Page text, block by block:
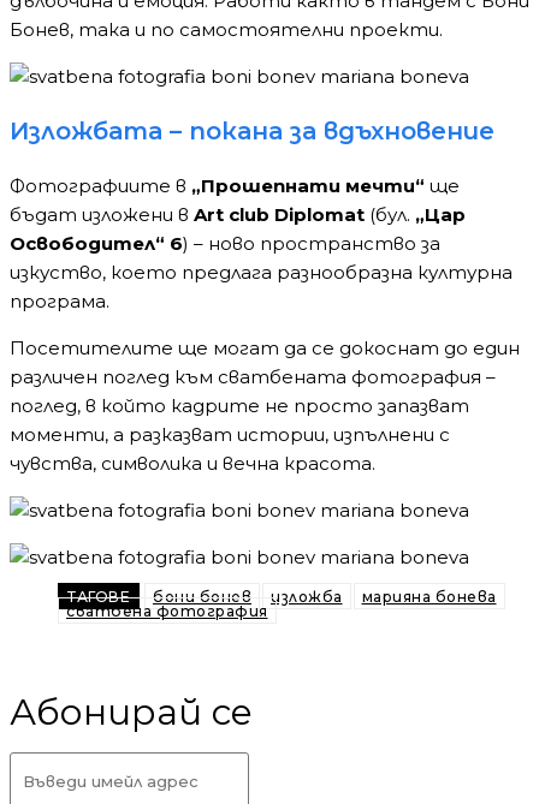
Бонев, така и по самостоятелни проекти.
Изложбата – покана за вдъхновение
Фотографиите в „Прошепнати мечти“ ще
бъдат изложени в Art club Diplomat (бул. „Цар
Освободител“ 6) – ново пространство за
изкуство, което предлага разнообразна културна
програма.
Посетителите ще могат да се докоснат до един
различен поглед към сватбената фотография –
поглед, в който кадрите не просто запазват
моменти, а разказват истории, изпълнени с
чувства, символика и вечна красота.
ТАГОВЕ бони бонев изложба
марияна бонева
сватбена фотография
Абонирай се